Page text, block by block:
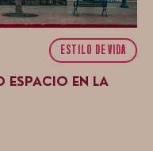
ESTILO DE VIDA
ESPACIO EN LA